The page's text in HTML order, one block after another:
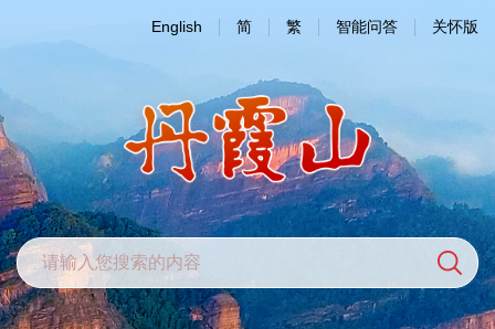
English 简 繁 智能问答 关怀版